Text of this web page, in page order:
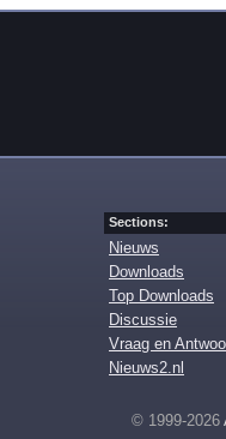
Sections:
Nieuws
Downloads
Top Downloads
Discussie
Vraag en
Nieuws2.nl
© 1999-2026